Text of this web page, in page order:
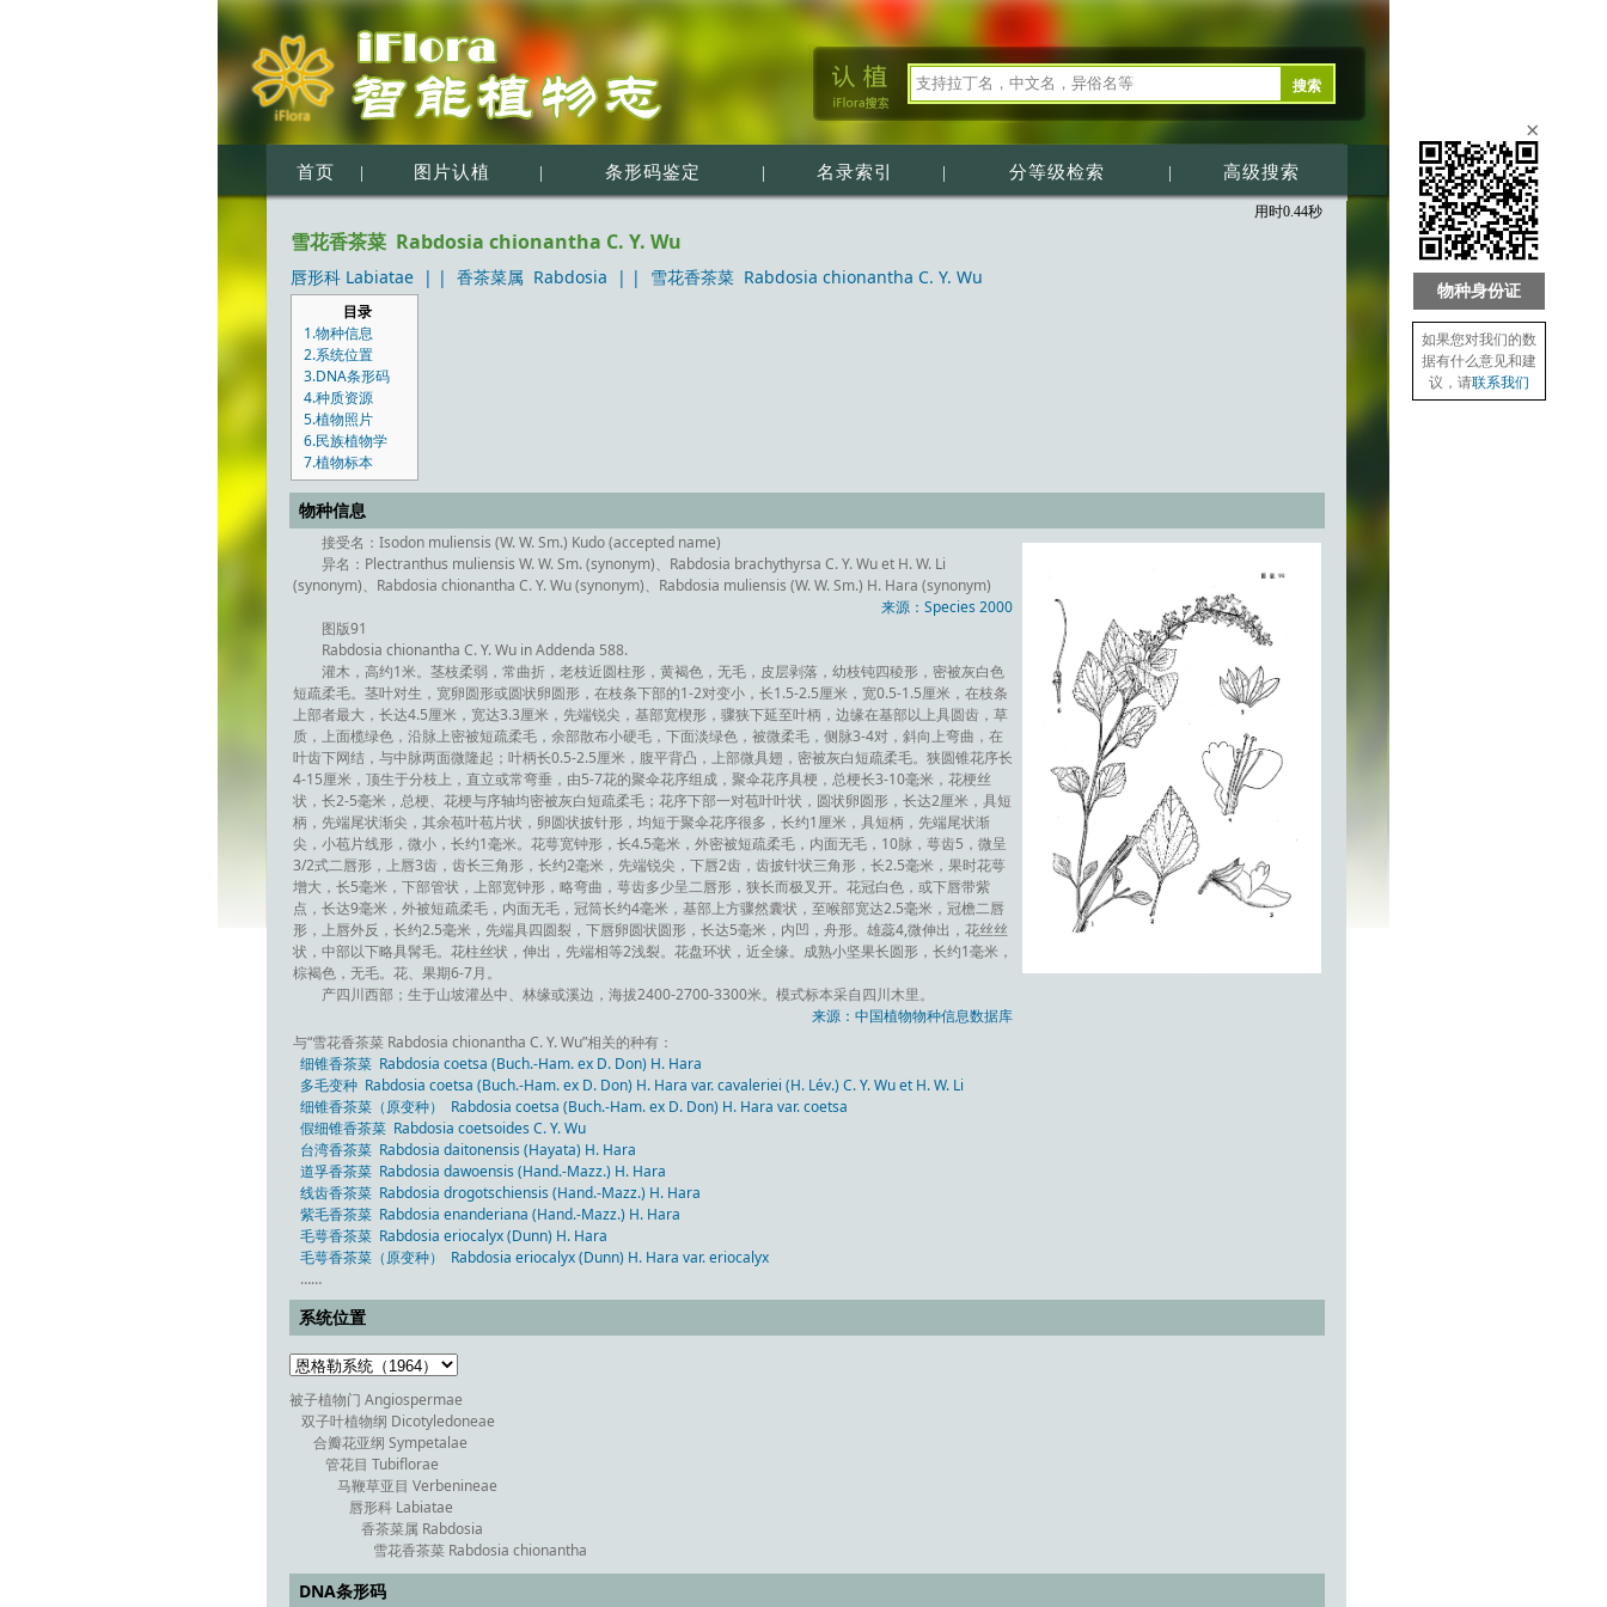
首页 | 图片认植 | 条形码鉴定 | 名录索引 | 分等级检索 | 高级搜索
用时0.44秒
雪花香茶菜 Rabdosia chionantha C. Y. Wu
唇形科 Labiatae | | 香茶菜属 Rabdosia | | 雪花香茶菜 Rabdosia chionantha C. Y. Wu
目录
1.物种信息
2.系统位置
3.DNA条形码
4.种质资源
5.植物照片
6.民族植物学
7.植物标本
物种信息
接受名：Isodon muliensis (W. W. Sm.) Kudo (accepted name)
异名：Plectranthus muliensis W. W. Sm. (synonym)、Rabdosia brachythyrsa C. Y. Wu et H. W. Li
(synonym)、Rabdosia chionantha C. Y. Wu (synonym)、Rabdosia muliensis (W. W. Sm.) H. Hara (synonym)
来源：Species 2000
图版91
Rabdosia chionantha C. Y. Wu in Addenda 588.
灌木，高约1米。茎枝柔弱，常曲折，老枝近圆柱形，黄褐色，无毛，皮层剥落，幼枝钝四稜形，密被灰白色
短疏柔毛。茎叶对生，宽卵圆形或圆状卵圆形，在枝条下部的1-2对变小，长1.5-2.5厘米，宽0.5-1.5厘米，在枝条
上部者最大，长达4.5厘米，宽达3.3厘米，先端锐尖，基部宽楔形，骤狭下延至叶柄，边缘在基部以上具圆齿，草
质，上面榄绿色，沿脉上密被短疏柔毛，余部散布小硬毛，下面淡绿色，被微柔毛，侧脉3-4对，斜向上弯曲，在
叶齿下网结，与中脉两面微隆起；叶柄长0.5-2.5厘米，腹平背凸，上部微具翅，密被灰白短疏柔毛。狭圆锥花序长
4-15厘米，顶生于分枝上，直立或常弯垂，由5-7花的聚伞花序组成，聚伞花序具梗，总梗长3-10毫米，花梗丝
状，长2-5毫米，总梗、花梗与序轴均密被灰白短疏柔毛；花序下部一对苞叶叶状，圆状卵圆形，长达2厘米，具短
柄，先端尾状渐尖，其余苞叶苞片状，卵圆状披针形，均短于聚伞花序很多，长约1厘米，具短柄，先端尾状渐
尖，小苞片线形，微小，长约1毫米。花萼宽钟形，长4.5毫米，外密被短疏柔毛，内面无毛，10脉，萼齿5，微呈
3/2式二唇形，上唇3齿，齿长三角形，长约2毫米，先端锐尖，下唇2齿，齿披针状三角形，长2.5毫米，果时花萼
增大，长5毫米，下部管状，上部宽钟形，略弯曲，萼齿多少呈二唇形，狭长而极叉开。花冠白色，或下唇带紫
点，长达9毫米，外被短疏柔毛，内面无毛，冠筒长约4毫米，基部上方骤然囊状，至喉部宽达2.5毫米，冠檐二唇
形，上唇外反，长约2.5毫米，先端具四圆裂，下唇卵圆状圆形，长达5毫米，内凹，舟形。雄蕊4,微伸出，花丝丝
状，中部以下略具髯毛。花柱丝状，伸出，先端相等2浅裂。花盘环状，近全缘。成熟小坚果长圆形，长约1毫米，
棕褐色，无毛。花、果期6-7月。
产四川西部；生于山坡灌丛中、林缘或溪边，海拔2400-2700-3300米。模式标本采自四川木里。
来源：中国植物物种信息数据库
与“雪花香茶菜 Rabdosia chionantha C. Y. Wu”相关的种有：
细锥香茶菜 Rabdosia coetsa (Buch.-Ham. ex D. Don) H. Hara
多毛变种 Rabdosia coetsa (Buch.-Ham. ex D. Don) H. Hara var. cavaleriei (H. Lév.) C. Y. Wu et H. W. Li
细锥香茶菜（原变种） Rabdosia coetsa (Buch.-Ham. ex D. Don) H. Hara var. coetsa
假细锥香茶菜 Rabdosia coetsoides C. Y. Wu
台湾香茶菜 Rabdosia daitonensis (Hayata) H. Hara
道孚香茶菜 Rabdosia dawoensis (Hand.-Mazz.) H. Hara
线齿香茶菜 Rabdosia drogotschiensis (Hand.-Mazz.) H. Hara
紫毛香茶菜 Rabdosia enanderiana (Hand.-Mazz.) H. Hara
毛萼香茶菜 Rabdosia eriocalyx (Dunn) H. Hara
毛萼香茶菜（原变种） Rabdosia eriocalyx (Dunn) H. Hara var. eriocalyx
……
系统位置
被子植物门 Angiospermae
双子叶植物纲 Dicotyledoneae
合瓣花亚纲 Sympetalae
管花目 Tubiflorae
马鞭草亚目 Verbenineae
唇形科 Labiatae
香茶菜属 Rabdosia
雪花香茶菜 Rabdosia chionantha
DNA条形码
×
物种身份证
如果您对我们的数
据有什么意见和建
议，请联系我们